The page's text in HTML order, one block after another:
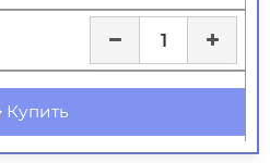
Купить